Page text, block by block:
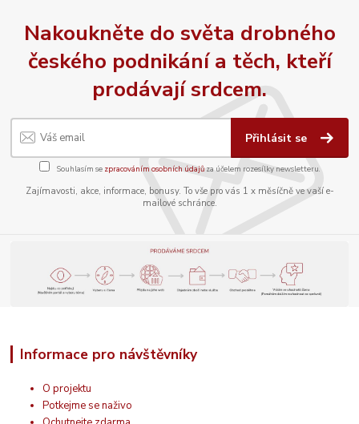
Nakoukněte do světa drobného
českého podnikání a těch, kteří
prodávají srdcem.
Přihlásit se
Souhlasím se zpracováním osobních údajůza účelem rozesílky newsletteru.
Zajímavosti, akce, informace, bonusy. To vše pro vás 1 x měsíčně ve vaší e-
mailové schránce.
Informace pro návštěvníky
O projektu
Potkejme se naživo